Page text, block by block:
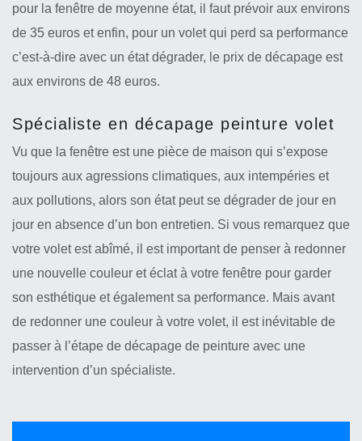
pour la fenêtre de moyenne état, il faut prévoir aux environs
de 35 euros et enfin, pour un volet qui perd sa performance
c’est-à-dire avec un état dégrader, le prix de décapage est
aux environs de 48 euros.
Spécialiste en décapage peinture volet
Vu que la fenêtre est une pièce de maison qui s’expose
toujours aux agressions climatiques, aux intempéries et
aux pollutions, alors son état peut se dégrader de jour en
jour en absence d’un bon entretien. Si vous remarquez que
votre volet est abîmé, il est important de penser à redonner
une nouvelle couleur et éclat à votre fenêtre pour garder
son esthétique et également sa performance. Mais avant
de redonner une couleur à votre volet, il est inévitable de
passer à l’étape de décapage de peinture avec une
intervention d’un spécialiste.